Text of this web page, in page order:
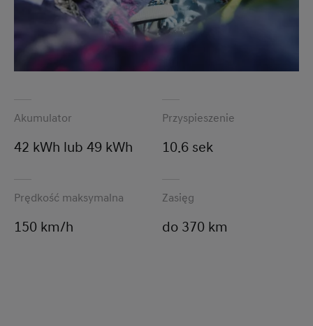
Akumulator
42 kWh lub 49 kWh
Prędkość maksymalna
150 km/h
Przyspieszenie
10.6 sek
Zasięg
do 370 km